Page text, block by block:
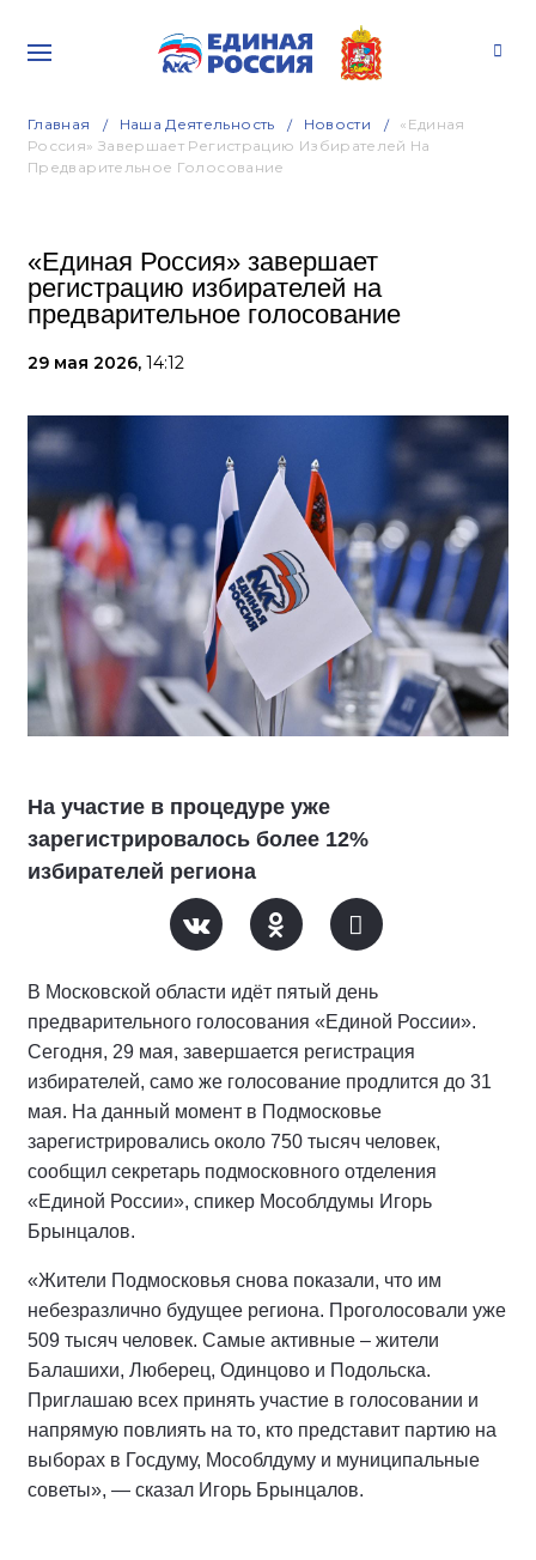
Главная Наша Деятельность Новости
«Единая
Россия» Завершает Регистрацию Избирателей На
Предварительное Голосование
«Единая Россия» завершает
регистрацию избирателей на
предварительное голосование
29 мая 2026, 14:12
На участие в процедуре уже
зарегистрировалось более 12%
избирателей региона
В Московской области идёт пятый день
предварительного голосования «Единой России».
Сегодня, 29 мая, завершается регистрация
избирателей, само же голосование продлится до 31
мая. На данный момент в Подмосковье
зарегистрировались около 750 тысяч человек,
сообщил секретарь подмосковного отделения
«Единой России», спикер Мособлдумы Игорь
Брынцалов.
«Жители Подмосковья снова показали, что им
небезразлично будущее региона. Проголосовали уже
509 тысяч человек. Самые активные – жители
Балашихи, Люберец, Одинцово и Подольска.
Приглашаю всех принять участие в голосовании и
напрямую повлиять на то, кто представит партию на
выборах в Госдуму, Мособлдуму и муниципальные
советы», — сказал Игорь Брынцалов.